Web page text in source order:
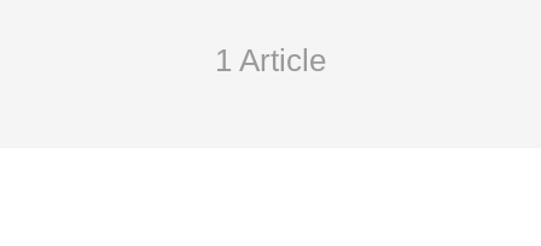
1 Article